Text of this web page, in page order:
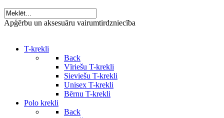
Apģērbu un aksesuāru vairumtirdzniecība
T-krekli
Back
Vīriešu T-krekli
Sieviešu T-krekli
Unisex T-krekli
Bērnu T-krekli
Polo krekli
Back